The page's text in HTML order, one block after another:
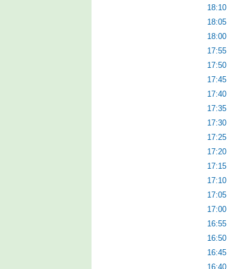
18:10
18:05
18:00
17:55
17:50
17:45
17:40
17:35
17:30
17:25
17:20
17:15
17:10
17:05
17:00
16:55
16:50
16:45
16:40